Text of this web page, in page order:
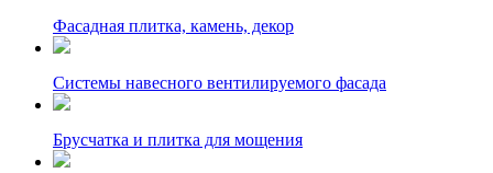
Фасадная плитка, камень, декор
Системы навесного вентилируемого фасада
Брусчатка и плитка для мощения